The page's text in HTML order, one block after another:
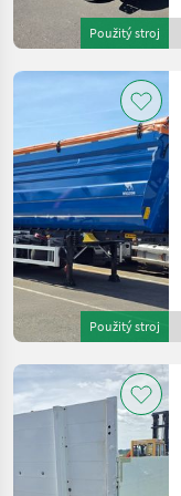
Použitý stroj
Použitý stroj